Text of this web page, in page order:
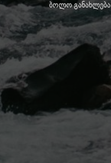
ბოლო განახლება